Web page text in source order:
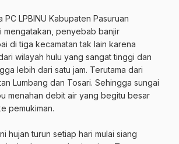
PC LPBINU Kabupaten Pasuruan
mengatakan, penyebab banjir
di tiga kecamatan tak lain karena
wilayah hulu yang sangat tinggi dan
lebih dari satu jam. Terutama dari
Lumbang dan Tosari. Sehingga sungai
menahan debit air yang begitu besar
pemukiman.
hujan turun setiap hari mulai siang